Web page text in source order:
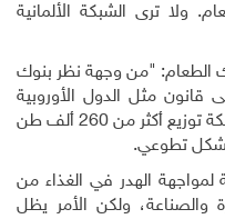
ولا ترى الشبكة الألمانية
الطعام: "من وجهة نظر بنوك
قانون مثل الدول الأوروبية
الأخرى"، مضيفاً أنه يتم من خلال الشبكة توزيع أكثر من 260 ألف طن
بشكل تطوعي.
لمواجهة الهدر في الغذاء من
والصناعة، ولكن الأمر يظل